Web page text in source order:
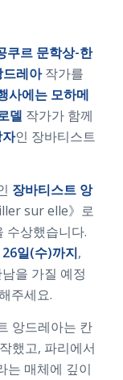
쿠르 문학상-한
레아작가를
사에는 모하메
델 작가가 함께
인 장바티스트
장바티스트 앙
sur elle》로
수상했습니다.
일(수)까지,
을 가질 예정
주세요.
앙드레아는 칸
했고, 파리에서
는 매체에 깊이